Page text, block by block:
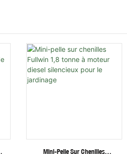
Mini-Pelle Sur Chenilles